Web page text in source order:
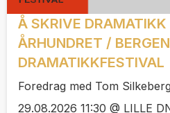
Å SKRIVE DRAMATIKK
ÅRHUNDRET / BERGEN
DRAMATIKKFESTIVAL
Foredrag med Tom Silkeberg
29.08.2026 11:30 @ LILLE